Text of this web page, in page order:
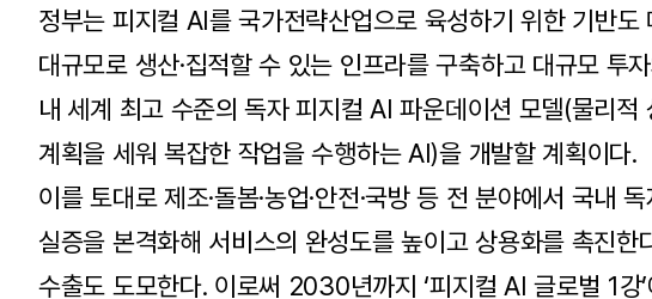
정부는 피지컬 AI를 국가전략산업으로 육성하기 위한 기반
대규모로 생산·집적할 수 있는 인프라를 구축하고 대규모 투
내 세계 최고 수준의 독자 피지컬 AI 파운데이션 모델(물리
계획을 세워 복잡한 작업을 수행하는 AI)을 개발할 계획이다.
이를 토대로 제조·돌봄·농업·안전·국방 등 전 분야에서 국내
실증을 본격화해 서비스의 완성도를 높이고 상용화를 촉진
수출도 도모한다. 이로써 2030년까지 ‘피지컬 AI 글로벌 1강